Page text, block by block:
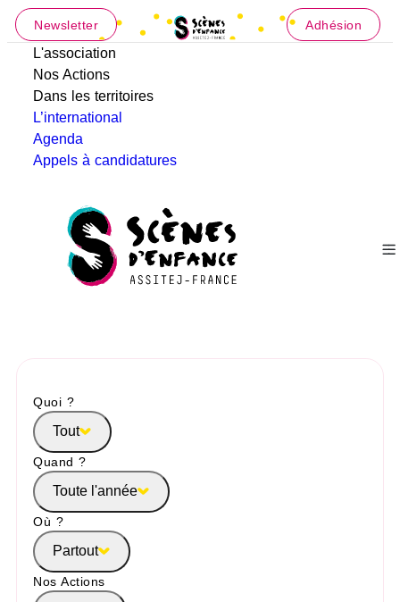
Newsletter Adhésion
L'association
Nos Actions
Dans les territoires
L’international
Agenda
Appels à candidatures
Quoi ?
Tout
Quand ?
Toute l'année
Où ?
Partout
Nos Actions